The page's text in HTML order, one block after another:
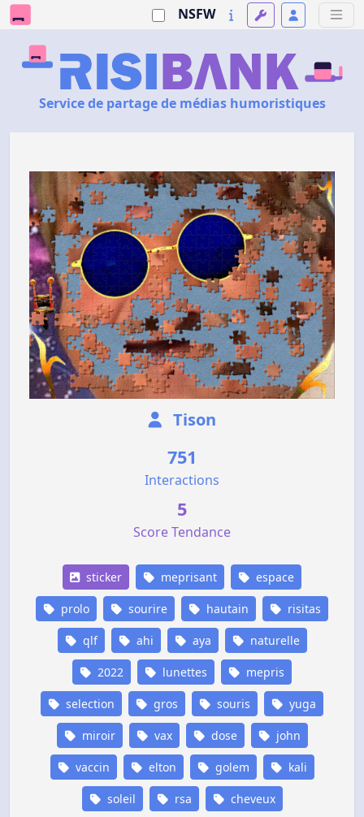
NSFW
Service de partage de médias humoristiques
Tison
751
Interactions
5
Score Tendance
sticker meprisant espace
prolo sourire hautain risitas
qlf ahi aya naturelle
2022 lunettes mepris
selection gros souris yuga
miroir vax dose john
vaccin elton golem kali
soleil rsa cheveux